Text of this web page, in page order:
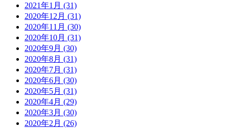
2021年1月 (31)
2020年12月 (31)
2020年11月 (30)
2020年10月 (31)
2020年9月 (30)
2020年8月 (31)
2020年7月 (31)
2020年6月 (30)
2020年5月 (31)
2020年4月 (29)
2020年3月 (30)
2020年2月 (26)